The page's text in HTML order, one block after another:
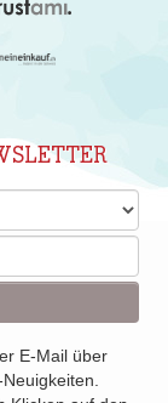
E-Mail über